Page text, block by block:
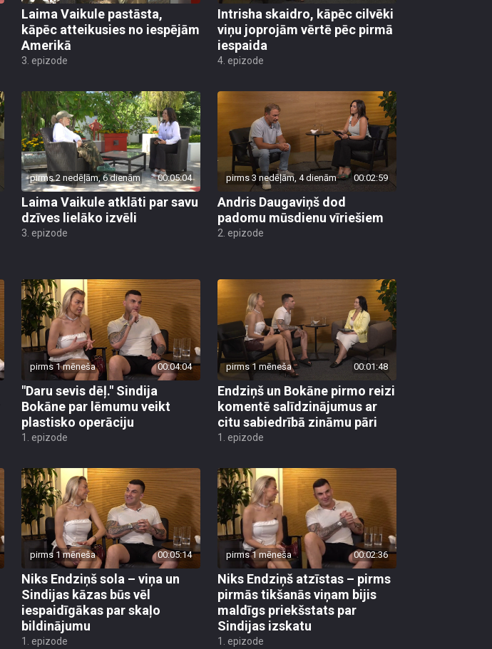
Laima Vaikule pastāsta,
kāpēc atteikusies no iespējām
Amerikā
3. epizode
Intrisha skaidro, kāpēc cilvēki
viņu joprojām vērtē pēc pirmā
iespaida
4. epizode
pirms 2 nedēļām, 6 dienām 00:05:04
Laima Vaikule atklāti par savu
dzīves lielāko izvēli
3. epizode
pirms 3 nedēļām, 4 dienām 00:02:59
Andris Daugaviņš dod
padomu mūsdienu vīriešiem
2. epizode
pirms 1 mēneša 00:04:04
"Daru sevis dēļ." Sindija
Bokāne par lēmumu veikt
plastisko operāciju
1. epizode
pirms 1 mēneša 00:01:48
Endziņš un Bokāne pirmo reizi
komentē salīdzinājumus ar
citu sabiedrībā zināmu pāri
1. epizode
pirms 1 mēneša 00:05:14
Niks Endziņš sola – viņa un
Sindijas kāzas būs vēl
iespaidīgākas par skaļo
bildinājumu
1. epizode
pirms 1 mēneša 00:02:36
Niks Endziņš atzīstas – pirms
pirmās tikšanās viņam bijis
maldīgs priekšstats par
Sindijas izskatu
1. epizode